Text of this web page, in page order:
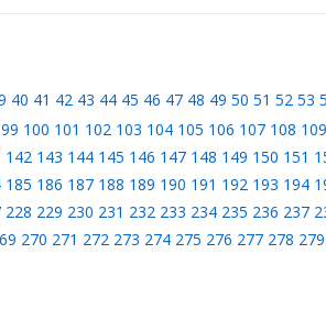
40 41 42 43 44 45 46 47 48 49 50 51 52 53
99 100 101 102 103 104 105 106 107 108 109
142 143 144 145 146 147 148 149 150 151
185 186 187 188 189 190 191 192 193 194
228 229 230 231 232 233 234 235 236 237
270 271 272 273 274 275 276 277 278 279